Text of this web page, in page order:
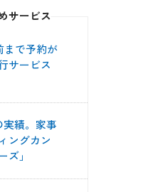
サービス
まで予約が
サービス
実績。家事
ングカン
ズ」